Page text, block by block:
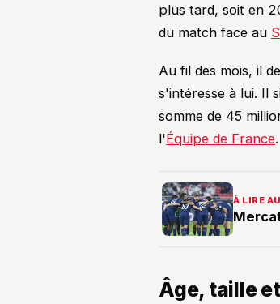
plus tard, soit en
du match face au
Au fil des mois, il
s'intéresse à lui. Il
somme de 45
l'Équipe de France.
À LIRE
Âge, taille